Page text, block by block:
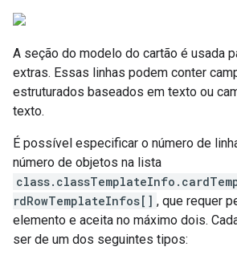
A seção do modelo do cartão é usada
extras. Essas linhas podem conter
estruturados baseados em texto ou
texto.
É possível especificar o número de
número de objetos na lista
rdRowTemplateInfos[] , que requer
elemento e aceita no máximo dois.
ser de um dos seguintes tipos: